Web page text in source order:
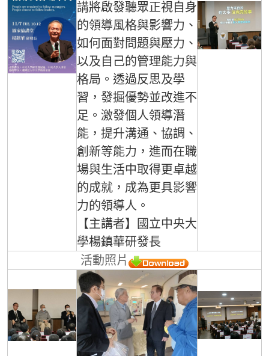
講將啟發聽眾正視自身
的領導風格與影響力、
如何面對問題與壓力、
以及自己的管理能力與
格局。透過反思及學
習，發掘優勢並改進不
足。激發個人領導潛
能，提升溝通、協調、
創新等能力，進而在職
場與生活中取得更卓越
的成就，成為更具影響
力的領導人。
【主講者】國立中央大
學楊鎮華研發長
活動照片